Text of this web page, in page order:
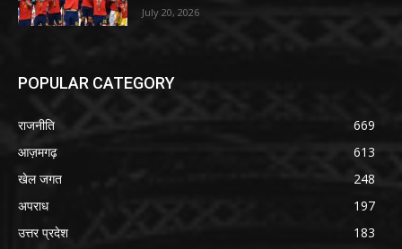
July 20, 2026
POPULAR CATEGORY
राजनीति
669
आज़मगढ़
613
खेल जगत
248
अपराध
197
उत्तर प्रदेश
183